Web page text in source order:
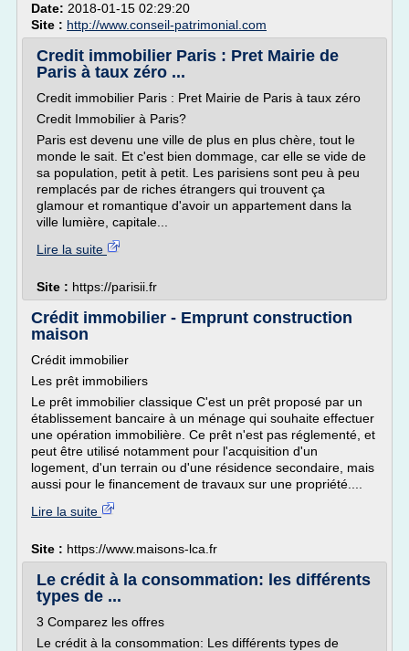
Date: 2018-01-15 02:29:20
Site : http://www.conseil-patrimonial.com
Credit immobilier Paris : Pret Mairie de
Paris à taux zéro ...
Credit immobilier Paris : Pret Mairie de Paris à taux zéro
Credit Immobilier à Paris?
Paris est devenu une ville de plus en plus chère, tout le
monde le sait. Et c'est bien dommage, car elle se vide de
sa population, petit à petit. Les parisiens sont peu à peu
remplacés par de riches étrangers qui trouvent ça
glamour et romantique d'avoir un appartement dans la
ville lumière, capitale...
Lire la suite
Site : https://parisii.fr
Crédit immobilier - Emprunt construction
maison
Crédit immobilier
Les prêt immobiliers
Le prêt immobilier classique C'est un prêt proposé par un
établissement bancaire à un ménage qui souhaite effectuer
une opération immobilière. Ce prêt n'est pas réglementé, et
peut être utilisé notamment pour l'acquisition d'un
logement, d'un terrain ou d'une résidence secondaire, mais
aussi pour le financement de travaux sur une propriété....
Lire la suite
Site : https://www.maisons-lca.fr
Le crédit à la consommation: les différents
types de ...
3 Comparez les offres
Le crédit à la consommation: Les différents types de